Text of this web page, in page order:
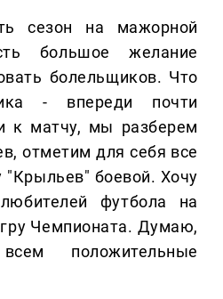
сезон на мажорной
большое желание
болельщиков. Что
- впереди почти
к матчу, мы разберем
отметим для себя все
боевой. Хочу
футбола на
Чемпионата. Думаю,
положительные